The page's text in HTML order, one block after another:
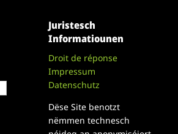
Juristesch
Informatiounen
Droit de réponse
Impressum
Datenschutz
Dëse Site benotzt
nëmmen technesch